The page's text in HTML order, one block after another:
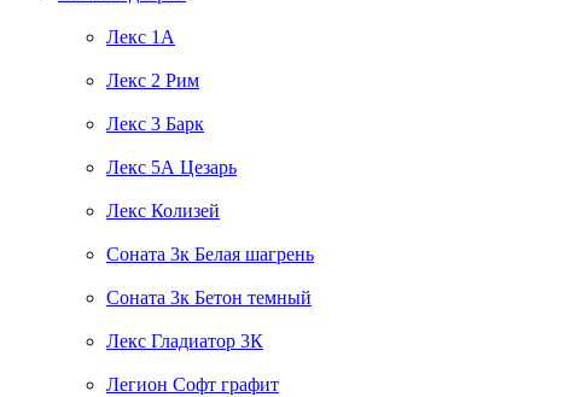
Лекс 1А
Лекс 2 Рим
Лекс 3 Барк
Лекс 5А Цезарь
Лекс Колизей
Соната 3к Белая шагрень
Соната 3к Бетон темный
Лекс Гладиатор 3К
Легион Софт графит